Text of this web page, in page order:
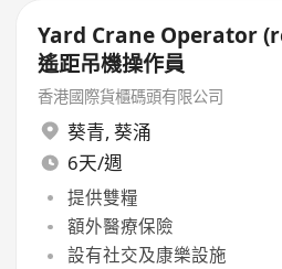
Yard Crane Operator
遙距吊機操作員
香港國際貨櫃碼頭有限公司
葵青, 葵涌
6天/週
提供雙糧
額外醫療保險
設有社交及康樂設施